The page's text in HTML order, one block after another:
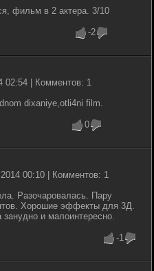
фильм в 2 актера. 3/10
-2
02:54 | Комментов: 1
dixaniye,otli4ni film.
0
00:10 | Комментов: 1
Разочаровалась. Пару
Хорошие эффекты для 3Д.
и малоинтересно.
-1